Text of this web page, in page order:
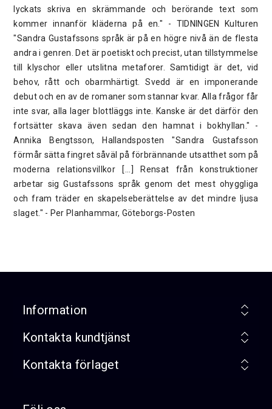
lyckats skriva en skrämmande och berörande text som
kommer innanför kläderna på en." - TIDNINGEN Kulturen
"Sandra Gustafssons språk är på en högre nivå än de flesta
andra i genren. Det är poetiskt och precist, utan tillstymmelse
till klyschor eller utslitna metaforer. Samtidigt är det, vid
behov, rått och obarmhärtigt. Svedd är en imponerande
debut och en av de romaner som stannar kvar. Alla frågor får
inte svar, alla lager blottläggs inte. Kanske är det därför den
fortsätter skava även sedan den hamnat i bokhyllan." -
Annika Bengtsson, Hallandsposten "Sandra Gustafsson
förmår sätta fingret såväl på förbrännande utsatthet som på
moderna relationsvillkor [...] Rensat från konstruktioner
arbetar sig Gustafssons språk genom det mest ohyggliga
och fram träder en skapelseberättelse av det mindre ljusa
slaget." - Per Planhammar, Göteborgs-Posten
Information
Kontakta kundtjänst
Kontakta förlaget